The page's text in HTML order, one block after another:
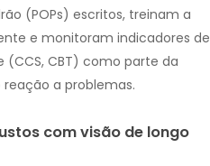
(POPs) escritos, treinam a
e monitoram indicadores de
(CCS, CBT) como parte da
a problemas.
com visão de longo